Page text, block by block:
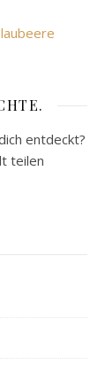
entdeckt?
teilen